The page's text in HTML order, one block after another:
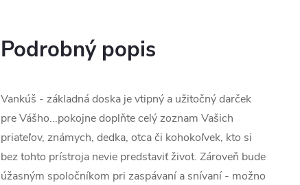
Podrobný popis
Vankúš - základná doska je vtipný a užitočný darček
pre Vášho...pokojne doplňte celý zoznam Vašich
priateľov, známych, dedka, otca či kohokoľvek, kto si
bez tohto prístroja nevie predstaviť život. Zároveň bude
úžasným spoločníkom pri zaspávaní a snívaní - možno